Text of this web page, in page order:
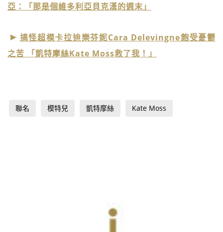
亞：「那是個維多利亞貝克漢的週末」
搞怪超模卡拉迪樂芬妮Cara Delevingne飽受憂鬱
之苦 「凱特摩絲Kate Moss救了我！」
聯名 模特兒 凱特摩絲 Kate Moss